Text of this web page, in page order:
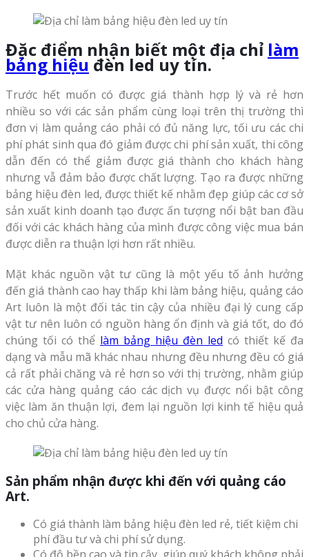
Đặc điểm nhận biết một địa chỉ làm
bảng hiệu đèn led uy tín.
Trước hết muốn có được giá thành hợp lý và rẻ hơn
nhiều so với các sản phẩm cùng loại trên thị trường thì
đơn vị làm quảng cáo phải có đủ năng lực, tối ưu các chi
phí phát sinh qua đó giảm được chi phí sản xuất, thi công
dẫn đến có thể giảm được giá thành cho khách hàng
nhưng vẫ đảm bảo được chất lượng. Tạo ra được những
bảng hiệu đèn led, được thiết kế nhằm đẹp giúp các cơ sở
sản xuất kinh doanh tạo được ấn tượng nổi bật ban đầu
đối với các khách hàng của mình được công việc mua bán
được diễn ra thuận lợi hơn rất nhiều.
Mặt khác nguồn vật tư cũng là một yếu tố ảnh hưởng
đến giá thành cao hay thấp khi làm bảng hiệu, quảng cáo
Art luôn là một đối tác tin cậy của nhiều đại lý cung cấp
vật tư nên luôn có nguồn hàng ổn định và giá tốt, do đó
chúng tối có thể làm bảng hiệu đèn led có thiết kế đa
dạng và mẫu mã khác nhau nhưng đều nhưng đều có giá
cả rất phải chăng và rẻ hơn so với thị trường, nhằm giúp
các cửa hàng quảng cáo các dịch vụ được nổi bật công
việc làm ăn thuận lợi, đem lại nguồn lợi kinh tế hiệu quả
cho chủ cửa hàng.
Sản phẩm nhận được khi đến với quảng cáo
Art.
Có giá thành làm bảng hiệu đèn led rẻ, tiết kiệm chi
phí đầu tư và chi phí sử dụng.